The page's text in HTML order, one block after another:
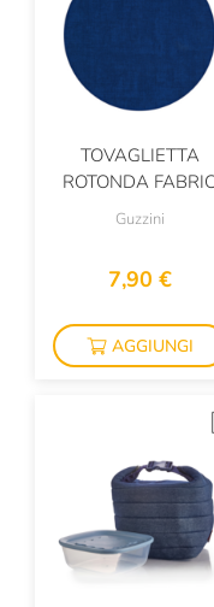
TOVAGLIETTA
ROTONDA
BLU
Guzzini
7,90 €
AGGIUNGI